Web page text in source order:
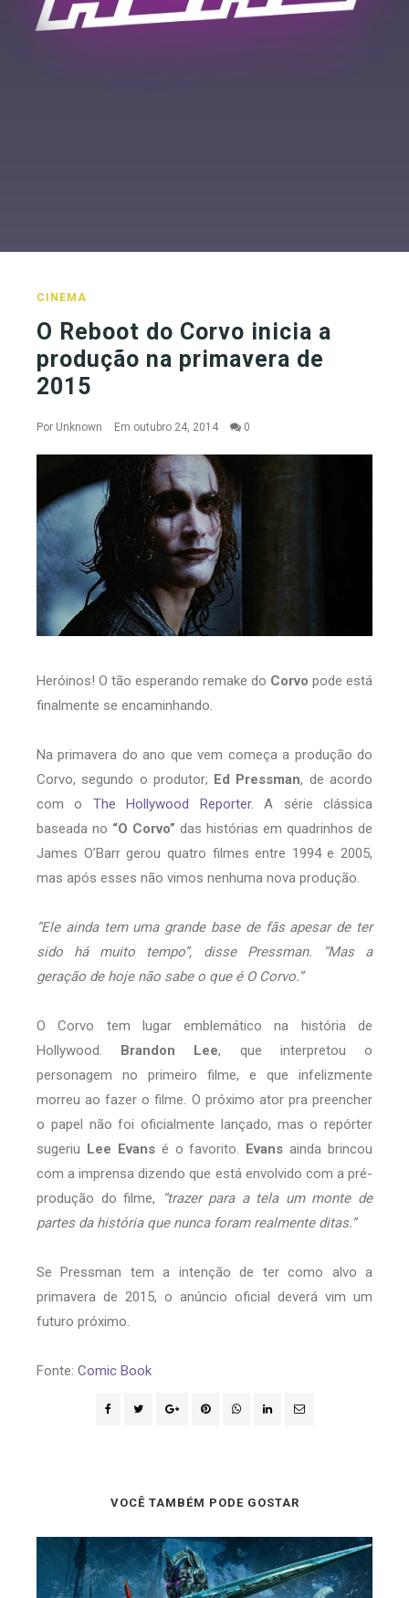
CINEMA
O Reboot do Corvo inicia a
produção na primavera de
2015
Por Unknown Em outubro 24, 2014 0
Heróinos! O tão esperando remake do Corvo pode está
finalmente se encaminhando.
Na primavera do ano que vem começa a produção do
Corvo, segundo o produtor; Ed Pressman, de acordo
com o The Hollywood Reporter. A série clássica
baseada no “O Corvo” das histórias em quadrinhos de
James O’Barr gerou quatro filmes entre 1994 e 2005,
mas após esses não vimos nenhuma nova produção.
“Ele ainda tem uma grande base de fãs apesar de ter
sido há muito tempo”, disse Pressman. “Mas a
geração de hoje não sabe o que é O Corvo.”
O Corvo tem lugar emblemático na história de
Hollywood. Brandon Lee, que interpretou o
personagem no primeiro filme, e que infelizmente
morreu ao fazer o filme. O próximo ator pra preencher
o papel não foi oficialmente lançado, mas o repórter
sugeriu Lee Evansé o favorito. Evans ainda brincou
com a imprensa dizendo que está envolvido com a pré-
produção do filme,
“trazer para a tela um monte de
partes da história que nunca foram realmente ditas.”
Se Pressman tem a intenção de ter como alvo a
primavera de 2015, o anúncio oficial deverá vim um
futuro próximo.
Fonte: Comic Book
VOCÊ TAMBÉM PODE GOSTAR